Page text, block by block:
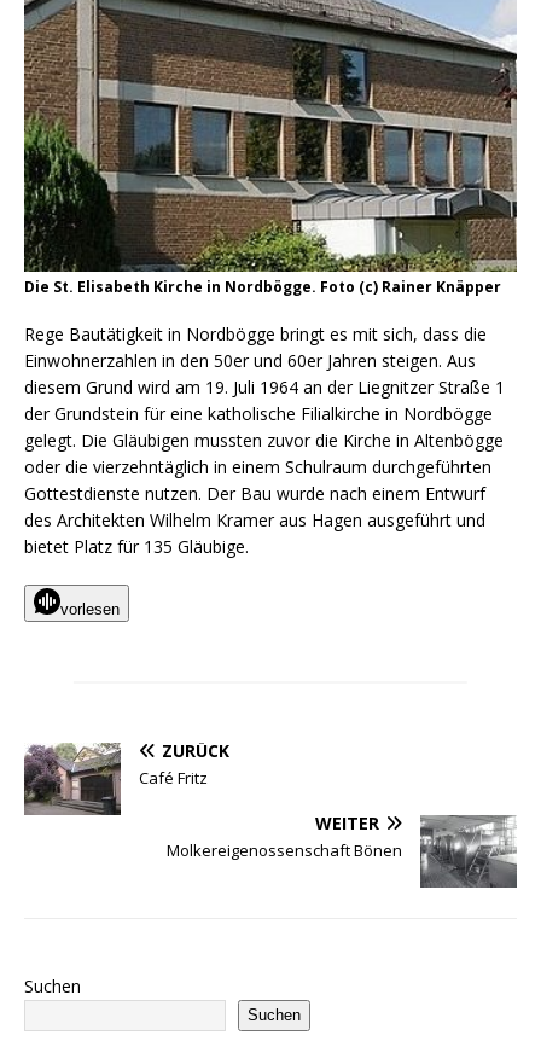
Die St. Elisabeth Kirche in Nordbögge. Foto (c) Rainer Knäpper
Rege Bautätigkeit in Nordbögge bringt es mit sich, dass die
Einwohnerzahlen in den 50er und 60er Jahren steigen. Aus
diesem Grund wird am 19. Juli 1964 an der Liegnitzer Straße 1
der Grundstein für eine katholische Filialkirche in Nordbögge
gelegt. Die Gläubigen mussten zuvor die Kirche in Altenbögge
oder die vierzehntäglich in einem Schulraum durchgeführten
Gottestdienste nutzen. Der Bau wurde nach einem Entwurf
des Architekten Wilhelm Kramer aus Hagen ausgeführt und
bietet Platz für 135 Gläubige.
vorlesen
ZURÜCK
Café Fritz
WEITER
Molkereigenossenschaft Bönen
Suchen
Suchen